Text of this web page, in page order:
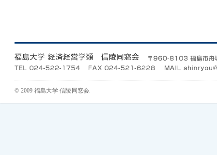
© 2009 福島大学 信陵同窓会.